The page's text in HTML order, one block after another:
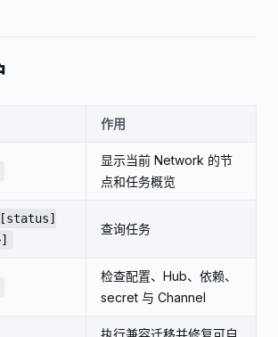
作用
显示当前 Network 的节
点和任务概览
查询任务
检查配置、Hub、依赖、
secret 与 Channel
执行兼容迁移并修复可自